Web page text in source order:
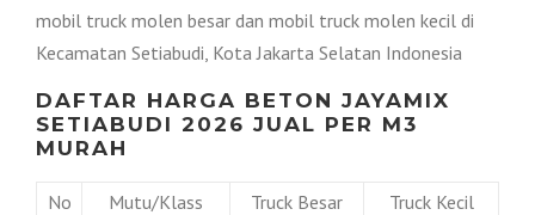
mobil truck molen besar dan mobil truck molen kecil di
Kecamatan Setiabudi, Kota Jakarta Selatan Indonesia
DAFTAR HARGA BETON JAYAMIX
SETIABUDI 2026 JUAL PER M3
MURAH
No Mutu/Klass Truck Besar Truck Kecil